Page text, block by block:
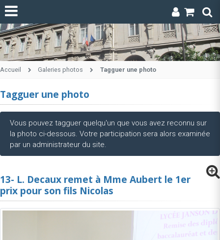
Accueil Galeries photos Tagguer une photo
Tagguer une photo
Vous pouvez tagguer quelqu'un que vous avez reconnu sur
la photo ci-dessous. Votre participation sera alors examinée
par un administrateur du site.
13- L. Decaux remet à Mme Aubert le 1er
prix pour son fils Nicolas